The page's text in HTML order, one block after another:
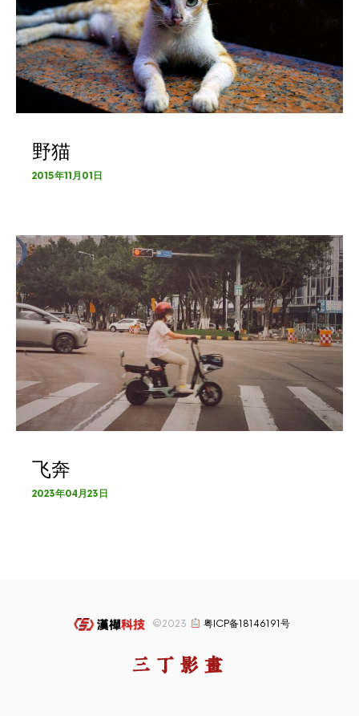
野猫
2015年11月01日
飞奔
2023年04月23日
©2023 粤ICP备18146191号
三丁影画